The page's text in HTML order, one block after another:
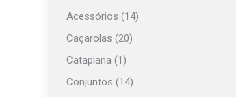
Acessórios (14)
Caçarolas (20)
Cataplana (1)
Conjuntos (14)